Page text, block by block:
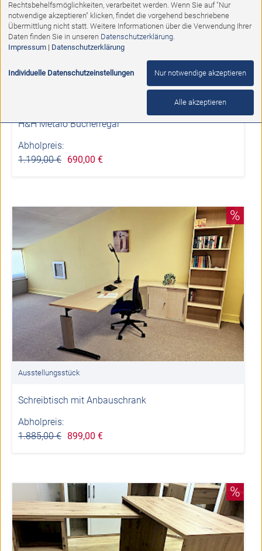
H&H Metalo Bücherregal
Abholpreis:
1.199,00 € 690,00 €
%
Ausstellungsstück
Schreibtisch mit Anbauschrank
Abholpreis:
1.885,00 € 899,00 €
%
Rechtsbehelfsmöglichkeiten, verarbeitet werden. Wenn Sie auf "Nur
notwendige akzeptieren" klicken, findet die vorgehend beschriebene
Übermittlung nicht statt. Weitere Informationen über die Verwendung Ihrer
Daten finden Sie in unseren Datenschutzerklärung.
Impressum| Datenschutzerklärung
Individuelle Datenschutzeinstellungen Nur notwendige akzeptieren
Alle akzeptieren